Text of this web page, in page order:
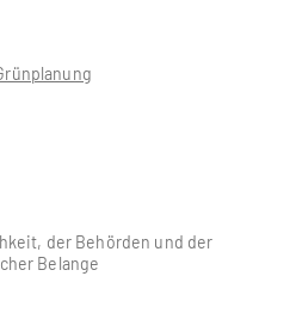
der Behörden und der
Belange